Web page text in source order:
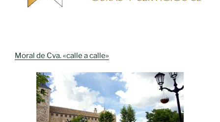
Moral de Cva. «calle a calle»